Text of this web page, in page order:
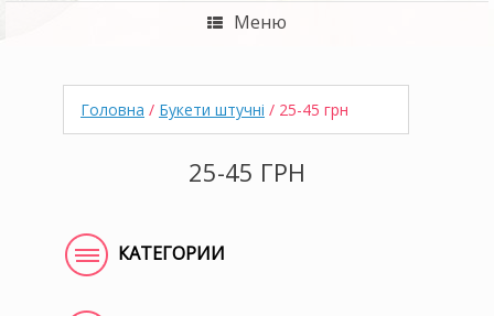
Меню
Головна / Букети штучні / 25-45 грн
25-45 ГРН
КАТЕГОРИИ